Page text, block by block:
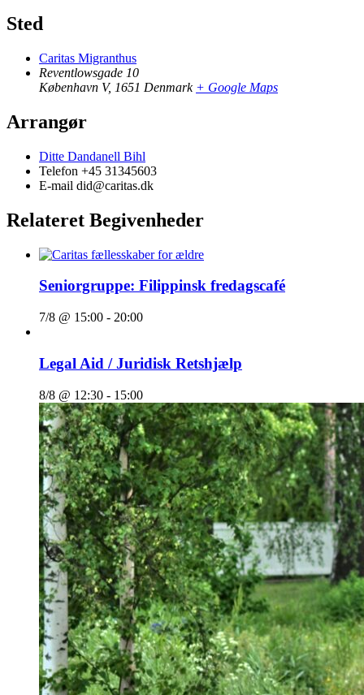
Sted
Caritas Migranthus
Reventlowsgade 10
København V, 1651 Denmark + Google Maps
Arrangør
Ditte Dandanell Bihl
Telefon +45 31345603
E-mail did@caritas.dk
Relateret Begivenheder
Seniorgruppe: Filippinsk fredagscafé
7/8 @ 15:00 - 20:00
Legal Aid / Juridisk Retshjælp
8/8 @ 12:30 - 15:00